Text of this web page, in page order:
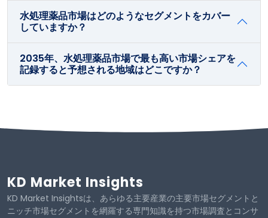
水処理薬品市場はどのようなセグメントをカバー
していますか？
2035年、水処理薬品市場で最も高い市場シェアを
記録すると予想される地域はどこですか？
KD Market Insights
KD Market Insightsは、あらゆる主要産業の主要市場セグメントと
ニッチ市場セグメントを網羅する専門知識を持つ市場調査とコンサ